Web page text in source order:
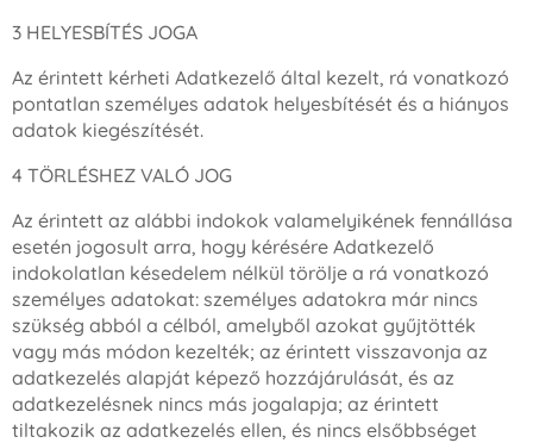
3 HELYESBÍTÉS JOGA
Az érintett kérheti Adatkezelő által kezelt, rá vonatkozó
pontatlan személyes adatok helyesbítését és a hiányos
adatok kiegészítését.
4 TÖRLÉSHEZ VALÓ JOG
Az érintett az alábbi indokok valamelyikének fennállása
esetén jogosult arra, hogy kérésére Adatkezelő
indokolatlan késedelem nélkül törölje a rá vonatkozó
személyes adatokat: személyes adatokra már nincs
szükség abból a célból, amelyből azokat gyűjtötték
vagy más módon kezelték; az érintett visszavonja az
adatkezelés alapját képező hozzájárulását, és az
adatkezelésnek nincs más jogalapja; az érintett
tiltakozik az adatkezelés ellen, és nincs elsőbbséget